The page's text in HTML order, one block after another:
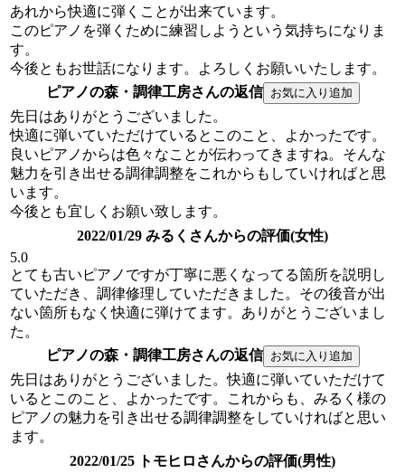
あれから快適に弾くことが出来ています。
このピアノを弾くために練習しようという気持ちになりま
す。
今後ともお世話になります。よろしくお願いいたします。
ピアノの森・調律工房さんの返信
先日はありがとうございました。
快適に弾いていただけているとこのこと、よかったです。
良いピアノからは色々なことが伝わってきますね。そんな
魅力を引き出せる調律調整をこれからもしていければと思
います。
今後とも宜しくお願い致します。
2022/01/29 みるくさんからの評価(女性)
5.0
とても古いピアノですが丁寧に悪くなってる箇所を説明し
ていただき、調律修理していただきました。その後音が出
ない箇所もなく快適に弾けてます。ありがとうございまし
た。
ピアノの森・調律工房さんの返信
先日はありがとうございました。快適に弾いていただけて
いるとこのこと、よかったです。これからも、みるく様の
ピアノの魅力を引き出せる調律調整をしていければと思い
ます。
2022/01/25 トモヒロさんからの評価(男性)